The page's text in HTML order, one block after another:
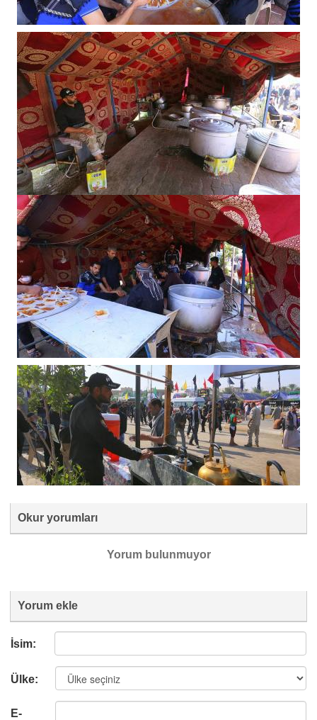
Okur yorumları
Yorum bulunmuyor
Yorum ekle
İsim:
Ülke:
E-